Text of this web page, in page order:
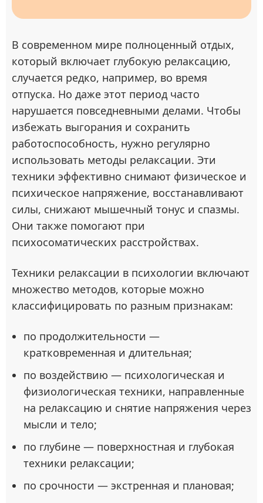
В современном мире полноценный отдых,
который включает глубокую релаксацию,
случается редко, например, во время
отпуска. Но даже этот период часто
нарушается повседневными делами. Чтобы
избежать выгорания и сохранить
работоспособность, нужно регулярно
использовать методы релаксации. Эти
техники эффективно снимают физическое и
психическое напряжение, восстанавливают
силы, снижают мышечный тонус и спазмы.
Они также помогают при
психосоматических расстройствах.
Техники релаксации в психологии включают
множество методов, которые можно
классифицировать по разным признакам:
по продолжительности —
кратковременная и длительная;
по воздействию — психологическая и
физиологическая техники, направленные
на релаксацию и снятие напряжения через
мысли и тело;
по глубине — поверхностная и глубокая
техники релаксации;
по срочности — экстренная и плановая;